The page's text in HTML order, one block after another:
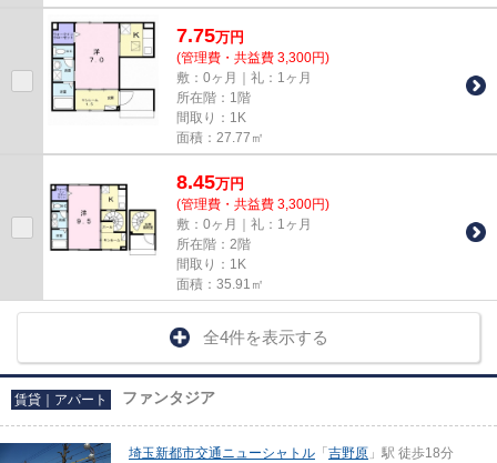
7.75万円
(管理費・共益費 3,300円)
敷：0ヶ月｜礼：1ヶ月
所在階：1階
間取り：1K
面積：27.77㎡
8.45万円
(管理費・共益費 3,300円)
敷：0ヶ月｜礼：1ヶ月
所在階：2階
間取り：1K
面積：35.91㎡
全4件を表示する
賃貸｜アパート ファンタジア
埼玉新都市交通ニューシャトル 「 吉野原 」駅 徒歩18分